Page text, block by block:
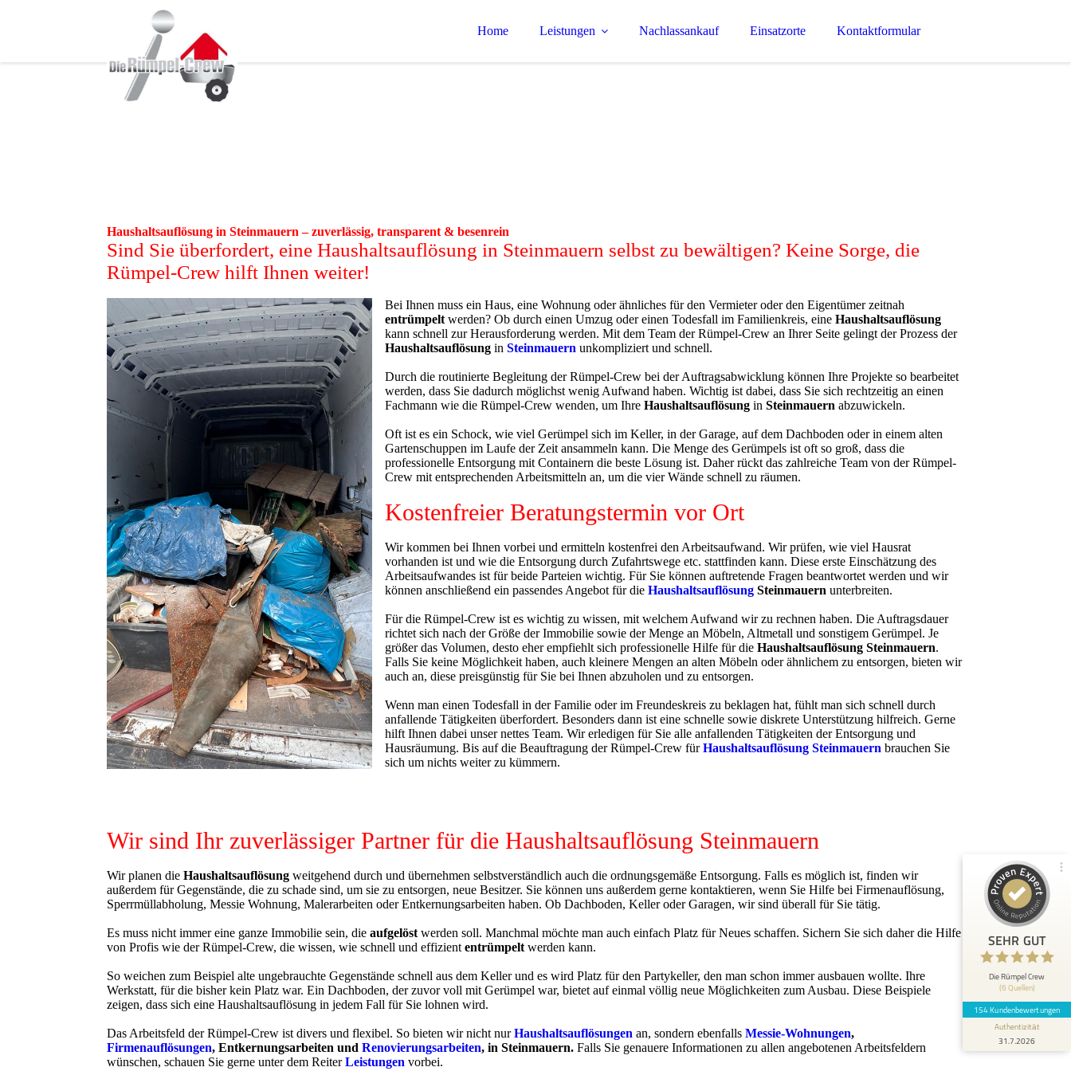
Home Leistungen Nachlassankauf Einsatzorte Kontaktformular
Haushaltsauflösung in Steinmauern – zuverlässig, transparent & besenrein
Sind Sie überfordert, eine Haushaltsauflösung in Steinmauern selbst zu bewältigen?Keine Sorge, die
Rümpel-Crew hilft Ihnen weiter!
Bei Ihnen muss ein Haus, eine Wohnung oder ähnliches für den Vermieter oder den Eigentümer zeitnah
entrümpeltwerden? Ob durch einen Umzug oder einen Todesfall im Familienkreis, eine Haushaltsauflösung
kann schnell zur Herausforderung werden. Mit dem Team der Rümpel-Crew an Ihrer Seite gelingt der Prozess der
Haushaltsauflösungin Steinmauern unkompliziert und schnell.
Durch die routinierte Begleitung der Rümpel-Crew bei der Auftragsabwicklung können Ihre Projekte so bearbeitet
werden, dass Sie dadurch möglichst wenig Aufwand haben. Wichtig ist dabei, dass Sie sich rechtzeitig an einen
Fachmann wie die Rümpel-Crew wenden, um Ihre Haushaltsauflösungin Steinmauern abzuwickeln.
Oft ist es ein Schock, wie viel Gerümpel sich im Keller, in der Garage, auf dem Dachboden oder in einem alten
Gartenschuppen im Laufe der Zeit ansammeln kann. Die Menge des Gerümpels ist oft so groß, dass die
professionelle Entsorgung mit Containern die beste Lösung ist. Daher rückt das zahlreiche Team von der Rümpel-
Crew mit entsprechenden Arbeitsmitteln an, um die vier Wände schnell zu räumen.
Kostenfreier Beratungstermin vor Ort
Wir kommen bei Ihnen vorbei und ermitteln kostenfrei den Arbeitsaufwand. Wir prüfen, wie viel Hausrat
vorhanden ist und wie die Entsorgung durch Zufahrtswege etc. stattfinden kann. Diese erste Einschätzung des
Arbeitsaufwandes ist für beide Parteien wichtig. Für Sie können auftretende Fragen beantwortet werden und wir
können anschließend ein passendes Angebot für die Haushaltsauflösung Steinmauern unterbreiten.
Für die Rümpel-Crew ist es wichtig zu wissen, mit welchem Aufwand wir zu rechnen haben. Die Auftragsdauer
richtet sich nach der Größe der Immobilie sowie der Menge an Möbeln, Altmetall und sonstigem Gerümpel. Je
größer das Volumen, desto eher empfiehlt sich professionelle Hilfe für die Haushaltsauflösung Steinmauern.
Falls Sie keine Möglichkeit haben, auch kleinere Mengen an alten Möbeln oder ähnlichem zu entsorgen, bieten wir
auch an, diese preisgünstig für Sie bei Ihnen abzuholen und zu entsorgen.
Wenn man einen Todesfall in der Familie oder im Freundeskreis zu beklagen hat, fühlt man sich schnell durch
anfallende Tätigkeiten überfordert. Besonders dann ist eine schnelle sowie diskrete Unterstützung hilfreich. Gerne
hilft Ihnen dabei unser nettes Team. Wir erledigen für Sie alle anfallenden Tätigkeiten der Entsorgung und
Hausräumung. Bis auf die Beauftragung der Rümpel-Crew fürHaushaltsauflösung Steinmauern brauchen Sie
sich um nichts weiter zu kümmern.
Wir sind Ihr zuverlässiger Partner für die Haushaltsauflösung Steinmauern
Wir planen dieHaushaltsauflösung weitgehend durch und übernehmen selbstverständlich auch die ordnungsgemäße Entsorgung. Falls es möglich ist, finden wir
außerdem für Gegenstände, die zu schade sind, um sie zu entsorgen, neue Besitzer. Sie können uns außerdem gerne kontaktieren, wenn Sie Hilfe bei Firmenauflösung,
Sperrmüllabholung, Messie Wohnung, Malerarbeiten oder Entkernungsarbeiten haben. Ob Dachboden, Keller oder Garagen, wir sind überall für Sie tätig.
Es muss nicht immer eine ganze Immobilie sein, dieaufgelöst werden soll. Manchmal möchte man auch einfach Platz für Neues schaffen. Sichern Sie sich daher die Hilfe
von Profis wie der Rümpel-Crew, die wissen, wie schnell und effiziententrümpelt werden kann.
So weichen zum Beispiel alte ungebrauchte Gegenstände schnell aus dem Keller und es wird Platz für den Partykeller, den man schon immer ausbauen wollte. Ihre
Werkstatt, für die bisher kein Platz war. Ein Dachboden, der zuvor voll mit Gerümpel war, bietet auf einmal völlig neue Möglichkeiten zum Ausbau. Diese Beispiele
zeigen, dass sich eine Haushaltsauflösung in jedem Fall für Sie lohnen wird.
Das Arbeitsfeld der Rümpel-Crew ist divers und flexibel. So bieten wir nicht nurHaushaltsauflösungen an, sondern ebenfallsMessie-Wohnungen,
Firmenauflösungen, Entkernungsarbeiten undRenovierungsarbeiten, in Steinmauern. Falls Sie genauere Informationen zu allen angebotenen Arbeitsfeldern
wünschen, schauen Sie gerne unter dem ReiterLeistungen vorbei.
SEHR GUT
Die Rümpel Crew
(6 Quellen)
154 Kundenbewertungen
Authentizität
31.7.2026
Die Rümpel Crew
SEHR GUT
Blick aufs ProvenExpert-Profil werfen
Anonym
Das Team war pünktlich, schnell und sehr
professionell. Wir waren positiv überrascht,
wie gründlich und bese...